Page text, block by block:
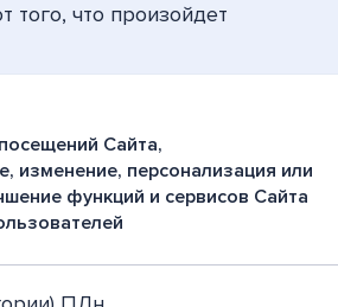
того, что произойдет
Сайта,
изменение, персонализация или
функций и сервисов Сайта